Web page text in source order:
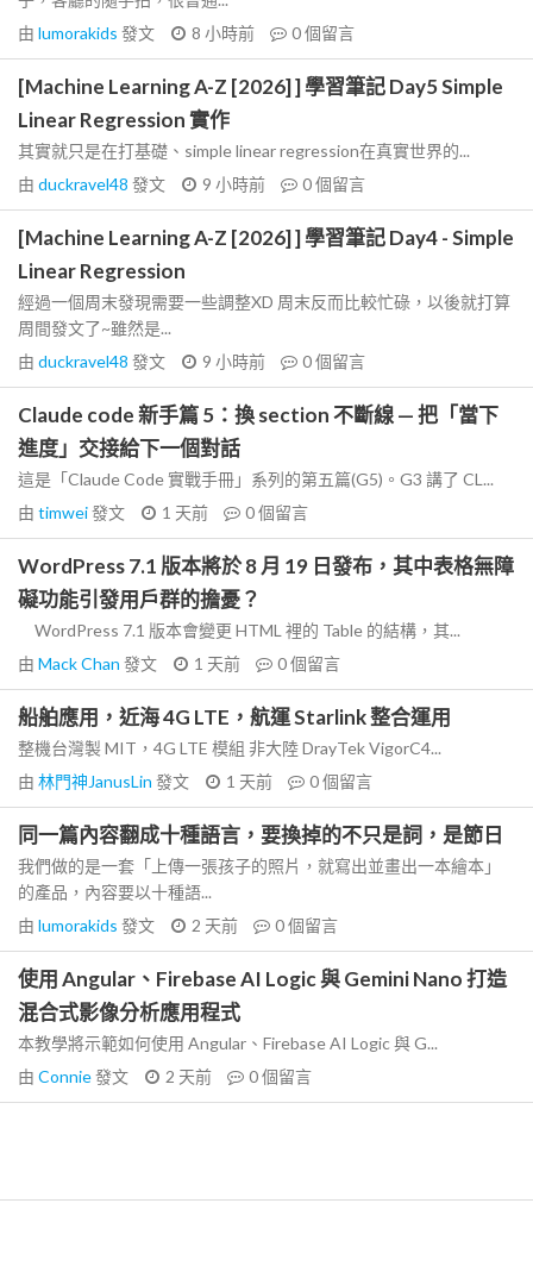
由 lumorakids 發文 8 小時前 0個留言
[Machine Learning A-Z [2026] ] 學習筆記 Day5 Simple
Linear Regression 實作
其實就只是在打基礎、simple linear regression在真實世界的...
由 duckravel48 發文 9 小時前 0個留言
[Machine Learning A-Z [2026] ] 學習筆記 Day4 - Simple
Linear Regression
經過一個周末發現需要一些調整XD 周末反而比較忙碌，以後就打算
周間發文了~雖然是...
由 duckravel48 發文 9 小時前 0個留言
Claude code 新手篇 5：換 section 不斷線 — 把「當下
進度」交接給下一個對話
這是「Claude Code 實戰手冊」系列的第五篇(G5)。G3 講了 CL...
由 timwei發文 1 天前 0個留言
WordPress 7.1 版本將於 8 月 19 日發布，其中表格無障
礙功能引發用戶群的擔憂？
WordPress 7.1 版本會變更 HTML 裡的 Table 的結構，其...
由 Mack Chan 發文 1 天前 0個留言
船舶應用，近海 4G LTE，航運 Starlink 整合運用
整機台灣製 MIT，4G LTE 模組 非大陸 DrayTek VigorC4...
由 林門神JanusLin 發文 1 天前 0個留言
同一篇內容翻成十種語言，要換掉的不只是詞，是節日
我們做的是一套「上傳一張孩子的照片，就寫出並畫出一本繪本」
的產品，內容要以十種語...
由 lumorakids 發文 2 天前 0個留言
使用 Angular、Firebase AI Logic 與 Gemini Nano 打造
混合式影像分析應用程式
本教學將示範如何使用 Angular、Firebase AI Logic 與 G...
由 Connie發文 2 天前 0個留言